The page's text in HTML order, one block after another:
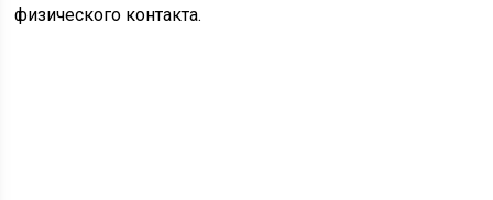
физического контакта.